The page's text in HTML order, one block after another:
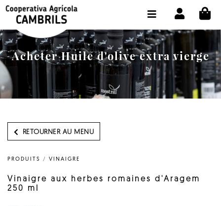
Acheter Huile d'olive extra vierge
RETOURNER AU MENU
PRODUITS / VINAIGRE
Vinaigre aux herbes romaines d'Aragem
250 ml
BOUTIQUE ACHETER EN LIGNE
LA COOPÉRATIVE
OLEOTOUR
PRODUITS
NOTRE HUILE
CHOISIR LA LANGUE: FR